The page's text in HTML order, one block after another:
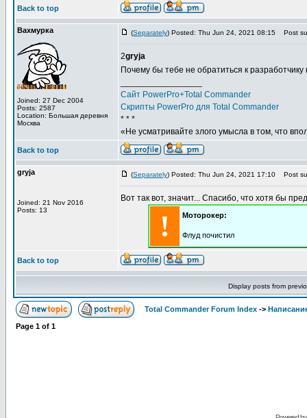
Back to top
Вахмурка
Joined: 27 Dec 2004
Posts: 2587
Location: Большая деревня
Москва
(Separately) Posted: Thu Jun 24, 2021 08:15 Post
2gryja
Почему бы тебе не обратиться к
Сайт PowerPro+Total Commander
Скрипты PowerPro для Total Commander
* * *
«Не усматривайте злого умысла в том, что
Back to top
gryja
Joined: 21 Nov 2016
Posts: 13
(Separately) Posted: Thu Jun 24, 2021 17:10 Post
Вот так вот, значит... Спасибо, что хотя бы
! Моторокер:
Флуд почистил
Back to top
Display posts from
Total Commander Forum Index ->
Page 1 of 1